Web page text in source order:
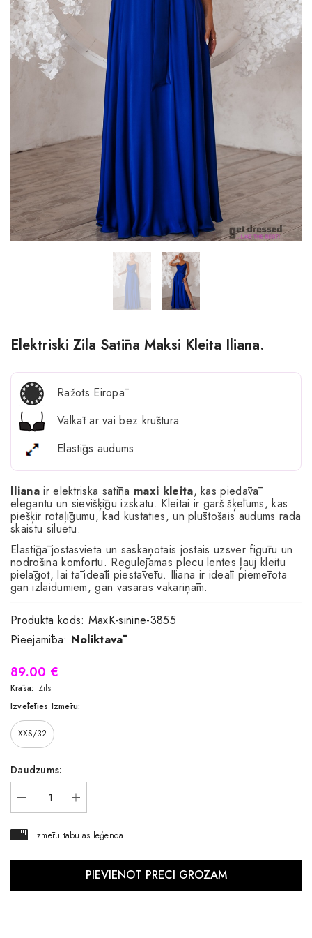
Elektriski Zila Satīna Maksi Kleita Iliana.
Ražots Eiropā
Valkāt ar vai bez krūštura
Elastīgs audums
Ilianair elektriska satīna maxi kleita, kas piedāvā
elegantu un sievišķīgu izskatu. Kleitai ir garš šķēlums, kas
piešķir rotaļīgumu, kad kustaties, un plūstošais audums rada
skaistu siluetu.
Elastīgā jostasvieta un saskaņotais jostais uzsver figūru un
nodrošina komfortu. Regulējamas plecu lentes ļauj kleitu
pielāgot, lai tā ideāli piestāvētu. Iliana ir ideāli piemērota
gan izlaidumiem, gan vasaras vakariņām.
Produkta kods: MaxK-sinine-3855
Pieejamība: Noliktavā
89.00 €
Krāsa: Zils
Izvēlēties Izmēru:
XXS/32
Daudzums:
Izmēru tabulas leģenda